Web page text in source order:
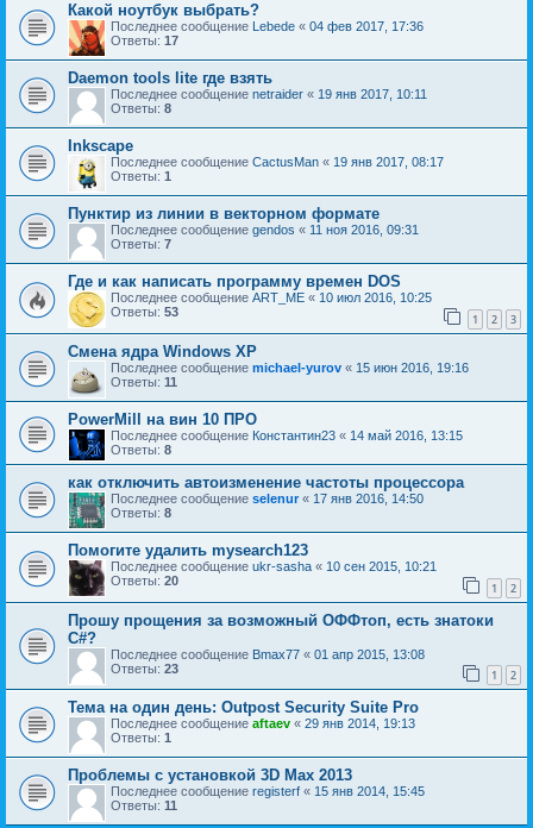
Какой ноутбук выбрать?
Последнее сообщение Lebede « 04 фев 2017, 17:36
Ответы: 17
Daemon tools lite где взять
Последнее сообщение netraider « 19 янв 2017, 10:11
Ответы: 8
Inkscape
Последнее сообщение CactusMan « 19 янв 2017, 08:17
Ответы: 1
Пунктир из линии в векторном формате
Последнее сообщение gendos « 11 ноя 2016, 09:31
Ответы: 7
Где и как написать программу времен DOS
Последнее сообщение ART_ME « 10 июл 2016, 10:25
Ответы: 53 1 2 3
Смена ядра Windows XP
Последнее сообщение michael-yurov « 15 июн 2016, 19:16
Ответы: 11
PowerMill на вин 10 ПРО
Последнее сообщение Константин23 « 14 май 2016, 13:15
Ответы: 8
как отключить автоизменение частоты процессора
Последнее сообщение selenur « 17 янв 2016, 14:50
Ответы: 8
Помогите удалить mysearch123
Последнее сообщение ukr-sasha « 10 сен 2015, 10:21
Ответы: 20 1 2
Прошу прощения за возможный ОФФтоп, есть знатоки
C#?
Последнее сообщение Bmax77 « 01 апр 2015, 13:08
Ответы: 23 1 2
Тема на один день: Outpost Security Suite Pro
Последнее сообщение aftaev « 29 янв 2014, 19:13
Ответы: 1
Проблемы с установкой 3D Max 2013
Последнее сообщение registerf « 15 янв 2014, 15:45
Ответы: 11